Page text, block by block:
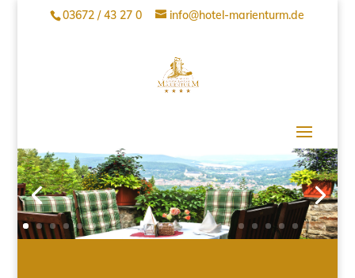
03672 / 43 27 0 info@hotel-marienturm.de